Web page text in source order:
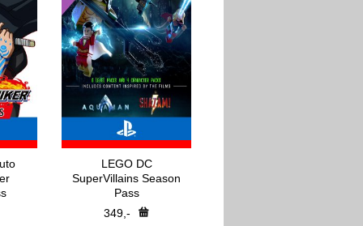
LEGO DC
SuperVillains Season
Pass
349,-